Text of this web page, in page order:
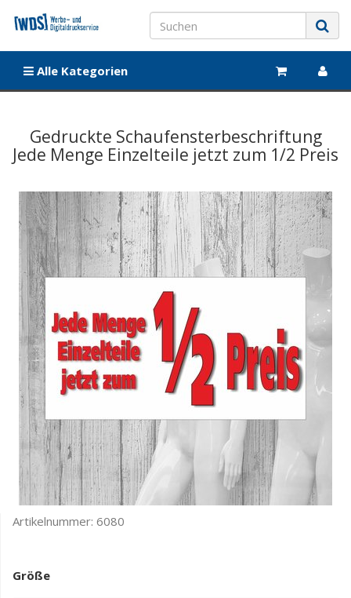
Alle Kategorien
Gedruckte Schaufensterbeschriftung
Jede Menge Einzelteile jetzt zum 1/2 Preis
Artikelnummer: 6080
Größe